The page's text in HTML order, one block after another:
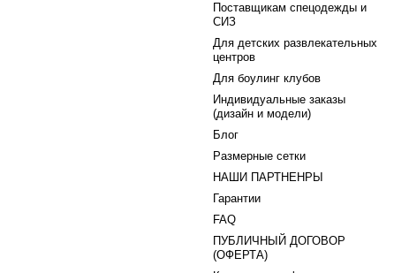
Поставщикам спецодежды и
СИЗ
Для детских развлекательных
центров
Для боулинг клубов
Индивидуальные заказы
(дизайн и модели)
Блог
Размерные сетки
НАШИ ПАРТНЕНРЫ
Гарантии
FAQ
ПУБЛИЧНЫЙ ДОГОВОР
(ОФЕРТА)